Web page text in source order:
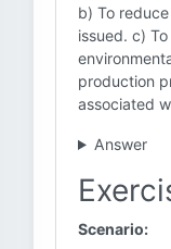
b) To
issued. c)
production
associated
Answer
Scenario: